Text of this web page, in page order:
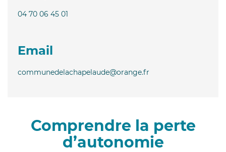
04 70 06 45 01
Email
communedelachapelaude@orange.fr
Comprendre la perte
d’autonomie